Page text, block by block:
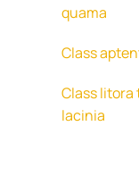
quama
Class
Class
lacinia